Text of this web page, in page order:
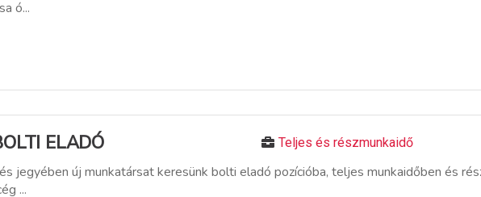
ó...
ELADÓ Teljes és részmunkaidő
jegyében új munkatársat keresünk bolti eladó pozícióba, teljes munkaidőben és
...